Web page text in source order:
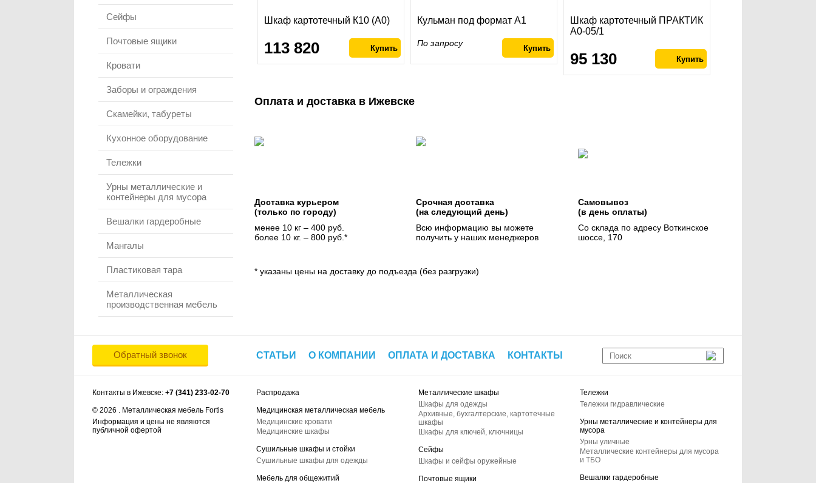
Сейфы
Почтовые ящики
Кровати
Заборы и ограждения
Скамейки, табуреты
Кухонное оборудование
Тележки
Урны металлические и
контейнеры для мусора
Вешалки гардеробные
Мангалы
Пластиковая тара
Металлическая
производственная мебель
Шкаф картотечный К10 (А0)
113 820
Кульман под формат А1
По запросу
Шкаф картотечный ПРАКТИК
A0-05/1
95 130
Оплата и доставка в Ижевске
Доставка курьером
(только по городу)
менее 10 кг – 400 руб.
более 10 кг. – 800 руб.*
Срочная доставка
(на следующий день)
Всю информацию вы можете
получить у наших менеджеров
Самовывоз
(в день оплаты)
Со склада по адресу Воткинское
шоссе, 170
* указаны цены на доставку до подъезда (без разгрузки)
Обратный звонок СТАТЬИ О КОМПАНИИ ОПЛАТА И ДОСТАВКА КОНТАКТЫ
Контакты в Ижевске: +7 (341) 233-02-70
© 2026 . Металлическая мебель Fortis
Информация и цены не являются
публичной офертой
Распродажа
Медицинская металлическая мебель
Медицинские кровати
Медицинские шкафы
Сушильные шкафы и стойки
Сушильные шкафы для одежды
Мебель для общежитий
Металлические шкафы
Шкафы для одежды
Архивные, бухгалтерские, картотечные
шкафы
Шкафы для ключей, ключницы
Сейфы
Шкафы и сейфы оружейные
Почтовые ящики
Тележки
Тележки гидравлические
Урны металлические и контейнеры для
мусора
Урны уличные
Металлические контейнеры для мусора
и ТБО
Вешалки гардеробные